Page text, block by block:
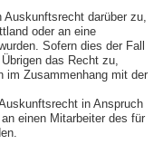
darüber zu,
oder an eine
Sofern dies der Fall
das Recht zu,
im Zusammenhang mit der
in Anspruch
einen Mitarbeiter des für